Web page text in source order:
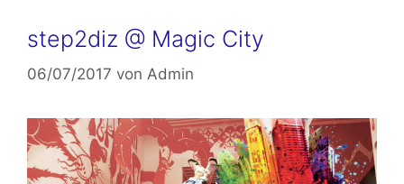
step2diz @ Magic City
06/07/2017 von Admin